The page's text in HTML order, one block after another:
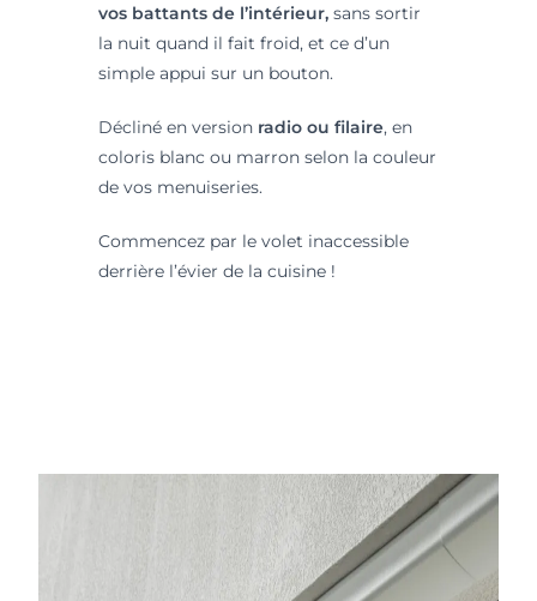
vos battants de l’intérieur, sans sortir
la nuit quand il fait froid, et ce d’un
simple appui sur un bouton.
Décliné en version radio ou filaire, en
coloris blanc ou marron selon la couleur
de vos menuiseries.
Commencez par le volet inaccessible
derrière l’évier de la cuisine !